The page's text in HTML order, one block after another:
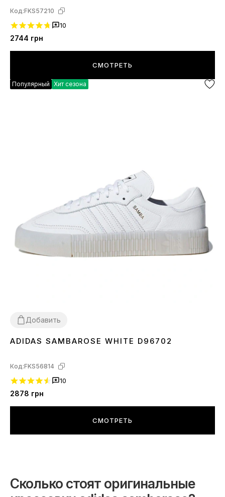
Код:FKS57210
10
2744 грн
СМОТРЕТЬ
Популярный Хит сезона
Добавить
44
ADIDAS SAMBAROSE WHITE D96702
Код:FKS56814
10
2878 грн
СМОТРЕТЬ
Сколько стоят оригинальные